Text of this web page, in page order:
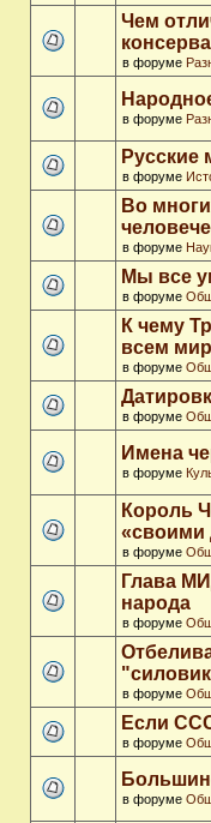
Чем
в форуме
в форуме
Русские
в форуме
Во
в форуме
Мы все
в форуме
К чему
всем
в форуме
в форуме
Имена
в форуме
Король
«своими
в форуме
Глава
народа
в форуме
в форуме
Если
в форуме
в форуме